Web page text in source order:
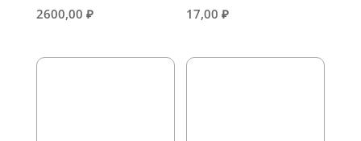
2600,00 ₽ 17,00₽